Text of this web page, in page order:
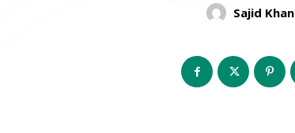
Sajid Khan